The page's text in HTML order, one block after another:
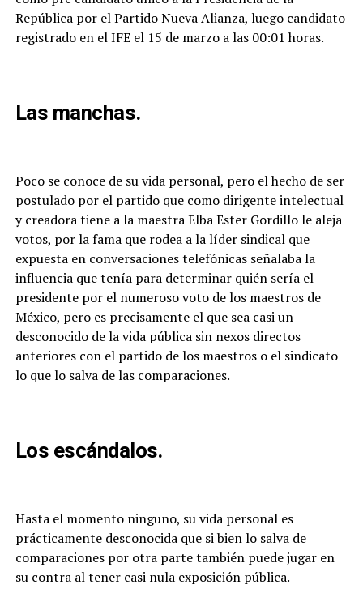
República por el Partido Nueva Alianza, luego candidato
registrado en el IFE el 15 de marzo a las 00:01 horas.
Las manchas.
Poco se conoce de su vida personal, pero el hecho de ser
postulado por el partido que como dirigente intelectual
y creadora tiene a la maestra Elba Ester Gordillo le aleja
votos, por la fama que rodea a la líder sindical que
expuesta en conversaciones telefónicas señalaba la
influencia que tenía para determinar quién sería el
presidente por el numeroso voto de los maestros de
México, pero es precisamente el que sea casi un
desconocido de la vida pública sin nexos directos
anteriores con el partido de los maestros o el sindicato
lo que lo salva de las comparaciones.
Los escándalos.
Hasta el momento ninguno, su vida personal es
prácticamente desconocida que si bien lo salva de
comparaciones por otra parte también puede jugar en
su contra al tener casi nula exposición pública.